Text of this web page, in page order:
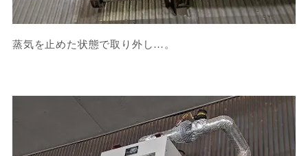
蒸気を止めた状態で取り外し…。